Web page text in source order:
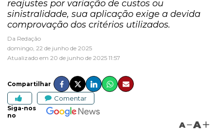
reajustes por variação de custos ou
sinistralidade, sua aplicação exige a devida
comprovação dos critérios utilizados.
Da Redação
domingo, 22 de junho de 2025
Atualizado em 20 de junho de 2025 11:57
Compartilhar
Comentar
Siga-nos
no
A A